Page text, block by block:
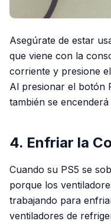
Asegúrate de estar
que viene con la
corriente y presione
Al presionar el botón
también se
4. Enfriar la
Cuando su PS5 se
porque los
trabajando para
ventiladores de